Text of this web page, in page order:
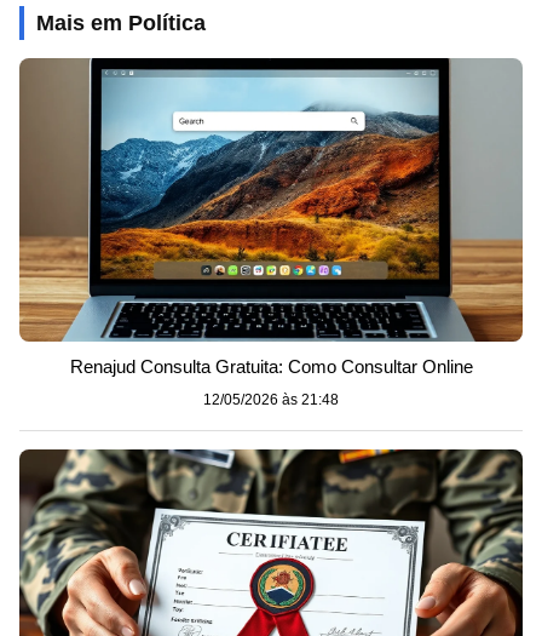
Mais em Política
Renajud Consulta Gratuita: Como Consultar Online
12/05/2026 às 21:48